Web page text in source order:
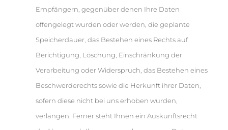
Empfängern, gegenüber denen Ihre Daten
offengelegt wurden oder werden, die geplante
Speicherdauer, das Bestehen eines Rechts auf
Berichtigung, Löschung, Einschränkung der
Verarbeitung oder Widerspruch, das Bestehen eines
Beschwerderechts sowie die Herkunft ihrer Daten,
sofern diese nicht bei uns erhoben wurden,
verlangen. Ferner steht Ihnen ein Auskunftsrecht